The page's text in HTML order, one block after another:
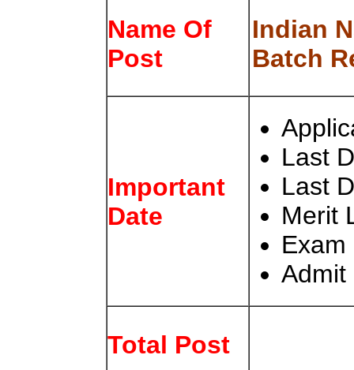
Name Of
Post
Indian
Batch
Important
Date
Last
Last
Merit
Total Post